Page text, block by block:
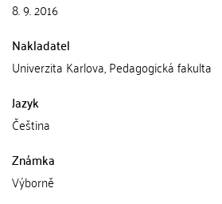
8. 9. 2016
Nakladatel
Univerzita Karlova, Pedagogická fakulta
Jazyk
Čeština
Známka
Výborně